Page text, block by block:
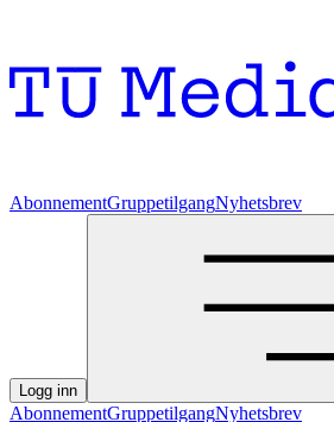
AbonnementGruppetilgangNyhetsbrev
Logg inn
AbonnementGruppetilgangNyhetsbrev